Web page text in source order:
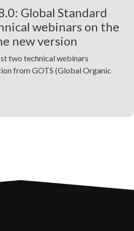
Global Standard
webinars on the
new version
two technical webinars
from GOTS (Global Organic